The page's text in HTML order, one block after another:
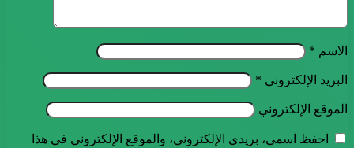
الاسم *
البريد الإلكتروني *
الموقع الإلكتروني
احفظ اسمي، بريدي الإلكتروني، والموقع الإلكتروني في هذا